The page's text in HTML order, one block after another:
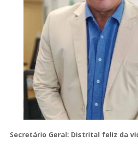
Secretário Geral: Distrital feliz da